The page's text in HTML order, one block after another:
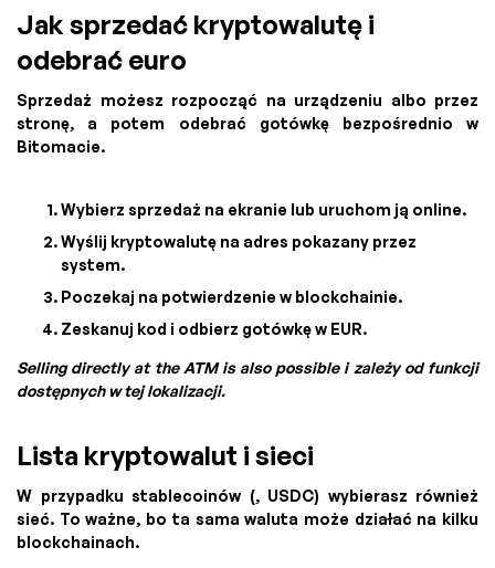
Jak sprzedać kryptowalutę i
odebrać euro
Sprzedaż możesz rozpocząć na urządzeniu albo przez
stronę, a potem odebrać gotówkę bezpośrednio w
Bitomacie.
Wybierz sprzedaż na ekranie lub uruchom ją online.
Wyślij kryptowalutę na adres pokazany przez
system.
Poczekaj na potwierdzenie w blockchainie.
Zeskanuj kod i odbierz gotówkę w EUR.
Selling directly at the ATM is also possible i zależy od funkcji
dostępnych w tej lokalizacji.
Lista kryptowalut i sieci
W przypadku stablecoinów (, USDC) wybierasz również
sieć. To ważne, bo ta sama waluta może działać na kilku
blockchainach.